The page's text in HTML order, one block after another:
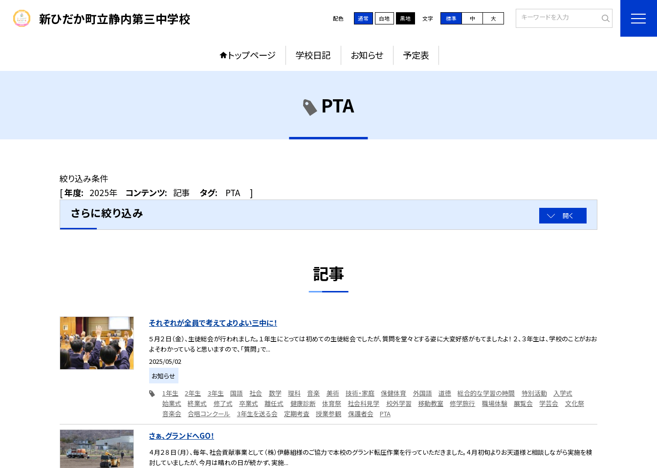
新ひだか町立静内第三中学校 配色 通常 白地 黒地 文字 標準 中 大
トップページ 学校日記 お知らせ 予定表
PTA
絞り込み条件
[年度: 2025年 コンテンツ: 記事 タグ: PTA ]
さらに絞り込み 開く
記事
それぞれが全員で考えてよりよい三中に！
５月２日（金）、生徒総会が行われました。１年生にとっては初めての生徒総会でしたが、質問を堂々とする姿に大変好感がもてましたよ！ ２、３年生は、学校のことがおお
よそわかっていると思いますので、「質問」で...
2025/05/02
お知らせ
1年生
2年生 3年生 国語 社会 数学 理科 音楽 美術 技術・家庭 保健体育 外国語 道徳 総合的な学習の時間 特別活動
入学式
始業式
終業式 修了式 卒業式 離任式 健康診断 体育祭 社会科見学 校外学習 移動教室 修学旅行 職場体験 展覧会 学芸会
文化祭
音楽会
合唱コンクール 3年生を送る会 定期考査 授業参観 保護者会 PTA
さぁ、グランドへGO！
４月２８日（月）、毎年、社会貢献事業として（株）伊藤組様のご協力で本校のグランド転圧作業を行っていただきました。４月初旬よりお天道様と相談しながら実施を検
討していましたが、今月は晴れの日が続かず、実施...